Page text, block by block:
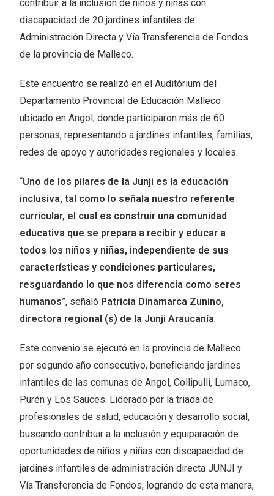
contribuir a la inclusión de niños y niñas con
discapacidad de 20 jardines infantiles de
Administración Directa y Vía Transferencia de Fondos
de la provincia de Malleco.
Este encuentro se realizó en el Auditórium del
Departamento Provincial de Educación Malleco
ubicado en Angol, donde participaron más de 60
personas; representando a jardines infantiles, familias,
redes de apoyo y autoridades regionales y locales.
“Uno de los pilares de la Junji es la educación
inclusiva, tal como lo señala nuestro referente
curricular, el cual es construir una comunidad
educativa que se prepara a recibir y educar a
todos los niños y niñas, independiente de sus
características y condiciones particulares,
resguardando lo que nos diferencia como seres
humanos”, señaló Patricia Dinamarca Zunino,
directora regional (s) de la Junji Araucanía.
Este convenio se ejecutó en la provincia de Malleco
por segundo año consecutivo, beneficiando jardines
infantiles de las comunas de Angol, Collipulli, Lumaco,
Purén y Los Sauces. Liderado por la triada de
profesionales de salud, educación y desarrollo social,
buscando contribuir a la inclusión y equiparación de
oportunidades de niños y niñas con discapacidad de
jardines infantiles de administración directa JUNJI y
Vía Transferencia de Fondos, logrando de esta manera,